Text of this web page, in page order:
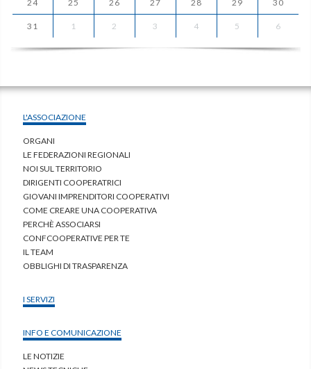
24 25 26 27 28 29 30
31 1 2 3 4 5 6
L'ASSOCIAZIONE
ORGANI
LE FEDERAZIONI REGIONALI
NOI SUL TERRITORIO
DIRIGENTI COOPERATRICI
GIOVANI IMPRENDITORI COOPERATIVI
COME CREARE UNA COOPERATIVA
PERCHÈ ASSOCIARSI
CONFCOOPERATIVE PER TE
IL TEAM
OBBLIGHI DI TRASPARENZA
I SERVIZI
INFO E COMUNICAZIONE
LE NOTIZIE